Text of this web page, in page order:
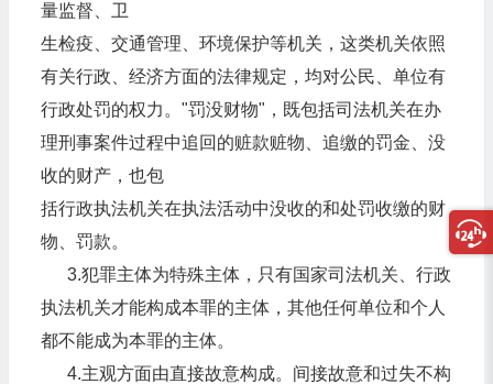
量监督、卫
生检疫、交通管理、环境保护等机关，这类机关依照
有关行政、经济方面的法律规定，均对公民、单位有
行政处罚的权力。"罚没财物"，既包括司法机关在办
理刑事案件过程中追回的赃款赃物、追缴的罚金、没
收的财产，也包
括行政执法机关在执法活动中没收的和处罚收缴的财
物、罚款。
3.犯罪主体为特殊主体，只有国家司法机关、行政
执法机关才能构成本罪的主体，其他任何单位和个人
都不能成为本罪的主体。
4.主观方面由直接故意构成。间接故意和过失不构